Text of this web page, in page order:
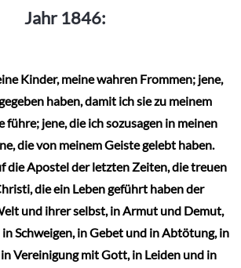
Die
auf
der
Produktseite
gewählt
werden
Jahr 1846:
Kinder, meine wahren Frommen; jene,
haben, damit ich sie zu meinem
führe; jene, die ich sozusagen in meinen
die von meinem Geiste gelebt haben.
die Apostel der letzten Zeiten, die treuen
die ein Leben geführt haben der
und ihrer selbst, in Armut und Demut,
Schweigen, in Gebet und in Abtötung, in
Vereinigung mit Gott, in Leiden und in